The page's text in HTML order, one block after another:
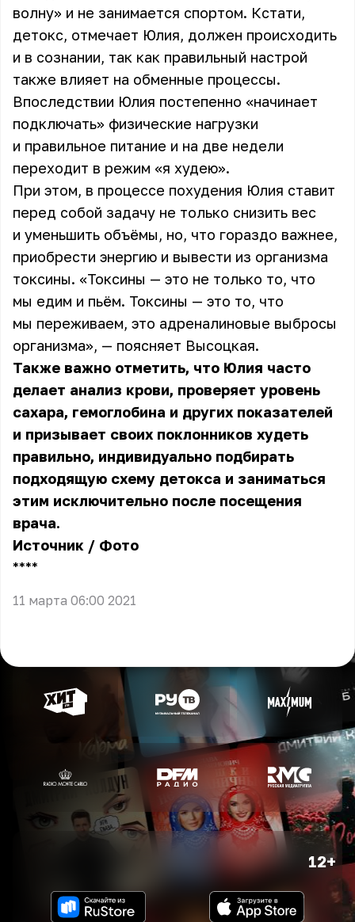
волну» и не занимается спортом. Кстати,
детокс, отмечает Юлия, должен происходить
и в сознании, так как правильный настрой
также влияет на обменные процессы.
Впоследствии Юлия постепенно «начинает
подключать» физические нагрузки
и правильное питание и на две недели
переходит в режим «я худею».
При этом, в процессе похудения Юлия ставит
перед собой задачу не только снизить вес
и уменьшить объёмы, но, что гораздо важнее,
приобрести энергию и вывести из организма
токсины. «Токсины — это не только то, что
мы едим и пьём. Токсины — это то, что
мы переживаем, это адреналиновые выбросы
организма», — поясняет Высоцкая.
Также важно отметить, что Юлия часто
делает анализ крови, проверяет уровень
сахара, гемоглобина и других показателей
и призывает своих поклонников худеть
правильно, индивидуально подбирать
подходящую схему детокса и заниматься
этим исключительно после посещения
врача.
Источник / Фото
** **
11 марта 06:00 2021
12+